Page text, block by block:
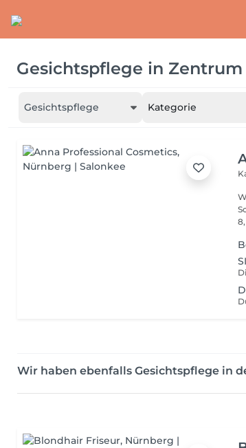
Gesichtspflege in Zentrum
Gesichtspflege Kategorie
Wir haben ebenfalls Gesichtspflege in